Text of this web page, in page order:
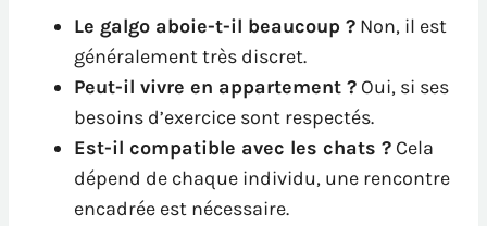
Le galgo aboie-t-il beaucoup ? Non, il est
généralement très discret.
Peut-il vivre en appartement ? Oui, si ses
besoins d’exercice sont respectés.
Est-il compatible avec les chats ? Cela
dépend de chaque individu, une rencontre
encadrée est nécessaire.